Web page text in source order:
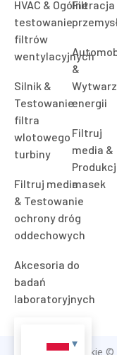
HVAC & Ogólne
testowanie
filtrów
wentylacyjnych
Silnik &
Testowanie
filtra
wlotowego
turbiny
Filtruj media
& Testowanie
ochrony dróg
oddechowych
Akcesoria do
badań
laboratoryjnych
Filtracja
&
energii
Filtruj
media &
masek
Prawa autorskie